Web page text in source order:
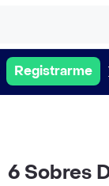
Registrarme
6 Sobres